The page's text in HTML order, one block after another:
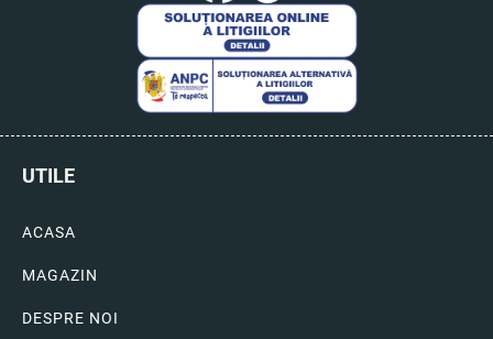
UTILE
ACASA
MAGAZIN
DESPRE NOI